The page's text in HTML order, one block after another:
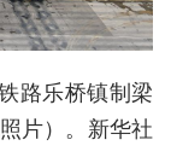
路乐桥镇制梁
片）。新华社